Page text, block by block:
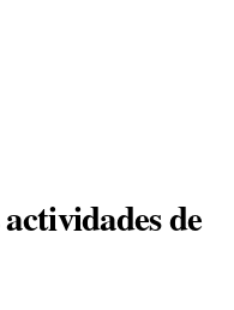
de